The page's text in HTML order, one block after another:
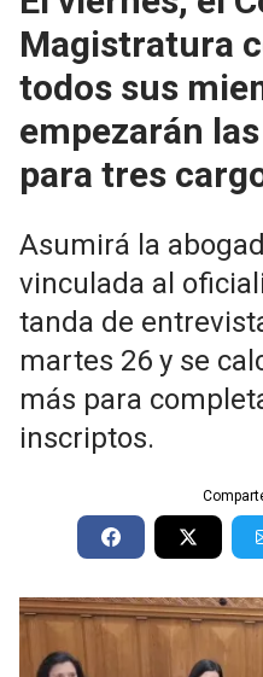
Magistratura
todos sus
empezarán
para tres
Asumirá la
vinculada al
tanda de
martes 26 y se
más para
inscriptos.